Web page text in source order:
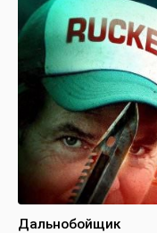
Дальнобойщик